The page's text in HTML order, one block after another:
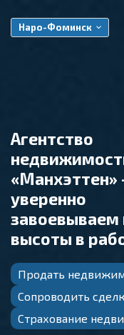
Наро-Фоминск
Агентство
«Манхэттен»
уверенно
завоевываем
высоты в
Продать
Сопроводить
Страхование